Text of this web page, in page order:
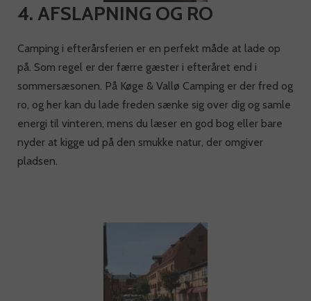
4. AFSLAPNING OG RO
Camping i efterårsferien er en perfekt måde at lade op
på. Som regel er der færre gæster i efteråret end i
sommersæsonen. På Køge & Vallø Camping er der fred og
ro, og her kan du lade freden sænke sig over dig og samle
energi til vinteren, mens du læser en god bog eller bare
nyder at kigge ud på den smukke natur, der omgiver
pladsen.